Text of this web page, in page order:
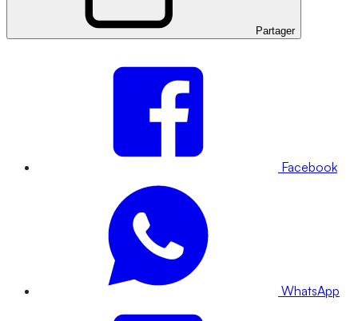
Partager
Facebook
WhatsApp